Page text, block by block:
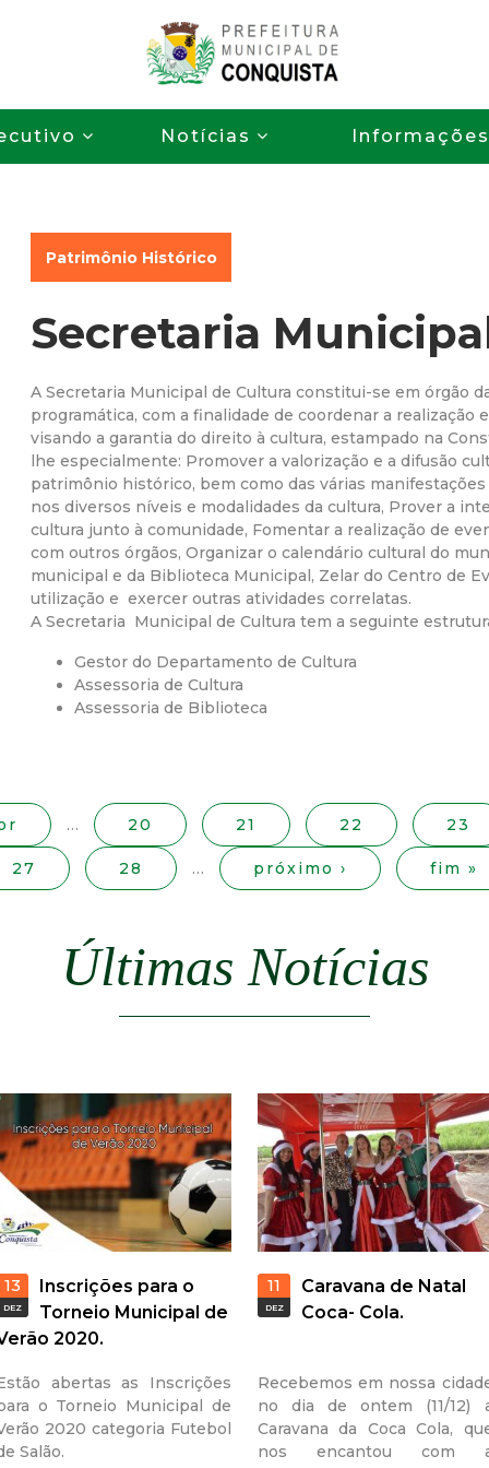
para
o
conteúdo
principal
P
r
e
f
e
i
t
u
r
a
M
u
c
p
d
e
C
o
n
q
u
Notícias Informações
Patrimônio Histórico
Secretaria
A Secretaria Municipal de Cultura constitui-se em órgão
programática, com a finalidade de coordenar a realização
visando a garantia do direito à cultura, estampado na
lhe especialmente: Promover a valorização e a difusão
patrimônio histórico, bem como das várias
nos diversos níveis e modalidades da cultura, Prover a
cultura junto à comunidade, Fomentar a realização de
com outros órgãos, Organizar o calendário cultural do
municipal e da Biblioteca Municipal, Zelar do Centro de
utilização e exercer outras atividades correlatas.
A Secretaria Municipal de Cultura tem a seguinte
Gestor do Departamento de Cultura
Assessoria de Cultura
Assessoria de Biblioteca
… 20 21 22 23
27 28 … próximo › fim »
Últimas Notícias
13
DEZ
Inscrições para o
Torneio Municipal de
2020.
abertas as Inscrições
o Torneio Municipal de
2020 categoria Futebol
Salão.
11
DEZ
Caravana de Natal
Coca- Cola.
Recebemos em nossa
no dia de ontem (11/12)
Caravana da Coca Cola,
nos encantou com